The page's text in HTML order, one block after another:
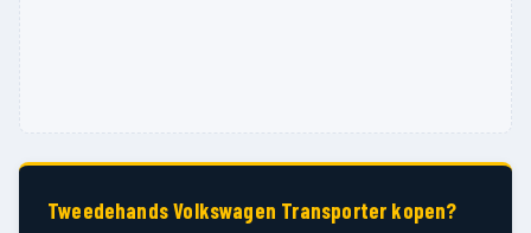
Tweedehands Volkswagen Transporter kopen?